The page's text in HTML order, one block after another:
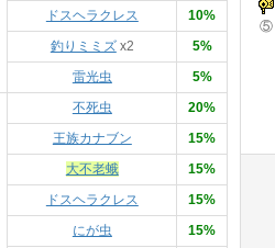
ドスヘラクレス
10%
釣りミミズx2
5%
雷光虫
5%
不死虫
20%
王族カナブン
15%
大不老蛾
15%
ドスヘラクレス
15%
にが虫
15%
⑤